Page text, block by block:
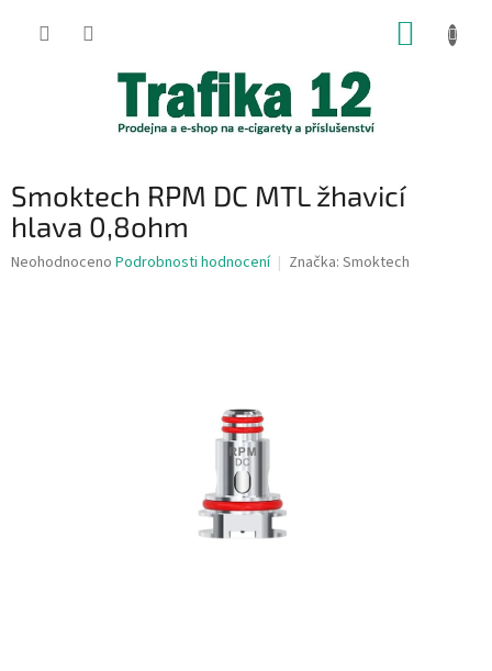
Smoktech RPM DC MTL žhavicí
hlava 0,8ohm
Průměrné
Neohodnoceno Podrobnosti hodnocení Značka: Smoktech